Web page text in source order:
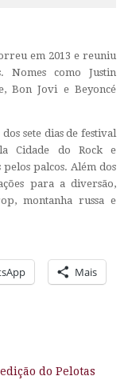
em 2013 e reuniu
Nomes como Justin
Bon Jovi e Beyoncé
sete dias de festival
Cidade do Rock e
palcos. Além dos
para a diversão,
montanha russa e
Mais
do Pelotas